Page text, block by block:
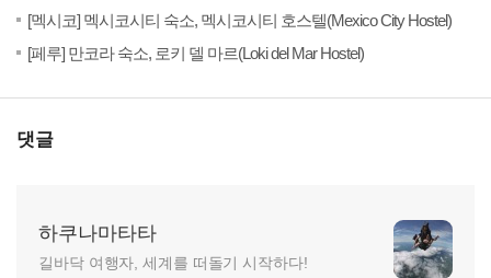
[멕시코] 멕시코시티 숙소, 멕시코시티 호스텔(Mexico City Hostel)
[페루] 만코라 숙소, 로키 델 마르(Loki del Mar Hostel)
댓글
하쿠나마타타
길바닥 여행자, 세계를 떠돌기 시작하다!